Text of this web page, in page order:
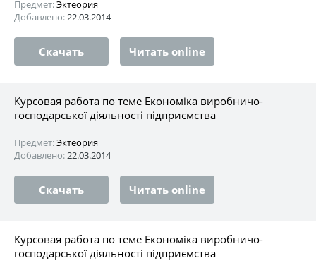
Предмет:Эктеория
Добавлено:22.03.2014
Скачать Читать online
Курсовая работа по теме Економіка виробничо-
господарської діяльності підприємства
Предмет:Эктеория
Добавлено:22.03.2014
Скачать Читать online
Курсовая работа по теме Економіка виробничо-
господарської діяльності підприємства